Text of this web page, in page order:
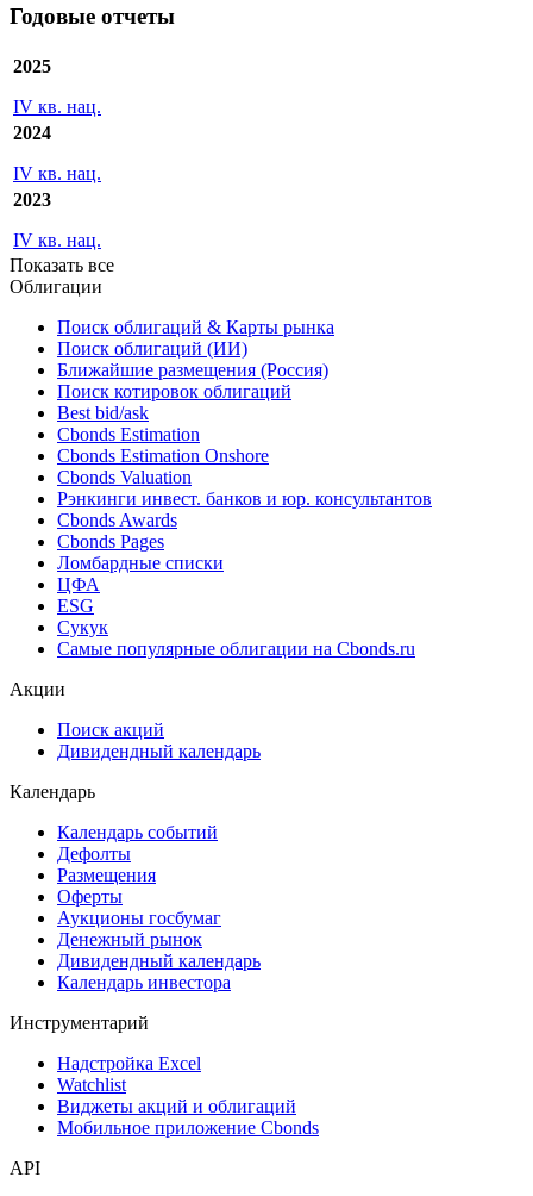
IV кв. нац.
Годовые отчеты
IV кв. нац.
IV кв. нац.
2023
IV кв. нац.
Показать все
Облигации
Поиск облигаций & Карты рынка
Поиск облигаций (ИИ)
Ближайшие размещения (Россия)
Поиск котировок облигаций
Best bid/ask
Cbonds Estimation
Cbonds Estimation Onshore
Cbonds Valuation
Рэнкинги инвест. банков и юр. консультантов
Cbonds Awards
Cbonds Pages
Ломбардные списки
ESG
Самые популярные облигации на Cbonds.ru
Дивидендный календарь
Календарь
Календарь событий
Дефолты
Размещения
Оферты
Аукционы госбумаг
Денежный рынок
Календарь инвестора
Инструментарий
Надстройка Excel